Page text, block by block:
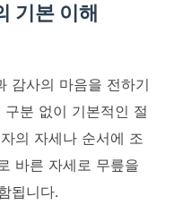
기본 이해
감사의 마음을 전하기
분 없이 기본적인 절
의 자세나 순서에 조
바른 자세로 무릎을
됩니다.